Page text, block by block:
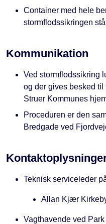
Container med hele
stormflodssikringen
Kommunikation
Ved stormflodssikring
og der gives besked til
Struer Kommunes
Proceduren er den
Bredgade ved
Teknisk serviceleder
Allan Kjær
Vagthavende ved Park